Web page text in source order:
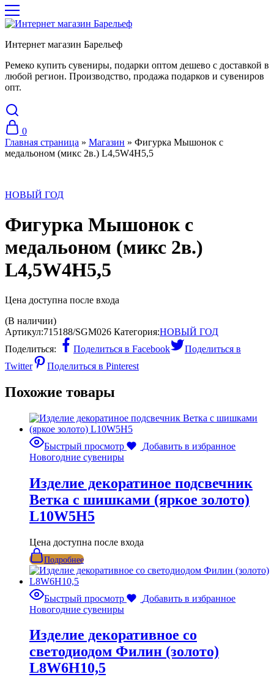
Интернет магазин Барельеф
Ремеко купить сувениры, подарки оптом дешево с доставкой в
любой регион. Производство, продажа подарков и сувениров
опт.
0
Главная страница » Магазин » Фигурка Мышонок с
медальоном (микс 2в.) L4,5W4H5,5
НОВЫЙ ГОД
Фигурка Мышонок с
медальоном (микс 2в.)
L4,5W4H5,5
Цена доступна после входа
(В наличии)
Артикул:715188/SGM026 Категория:НОВЫЙ ГОД
Поделиться:
Поделиться в Facebook
Поделиться в
Twitter
Поделиться в Pinterest
Похожие товары
Быстрый просмотр
Добавить в избранное
Новогодние сувениры
Изделие декоратиное подсвечник
Ветка с шишками (яркое золото)
L10W5H5
Цена доступна после входа
Подробнее
Быстрый просмотр
Добавить в избранное
Новогодние сувениры
Изделие декоративное со
светодиодом Филин (золото)
L8W6H10,5